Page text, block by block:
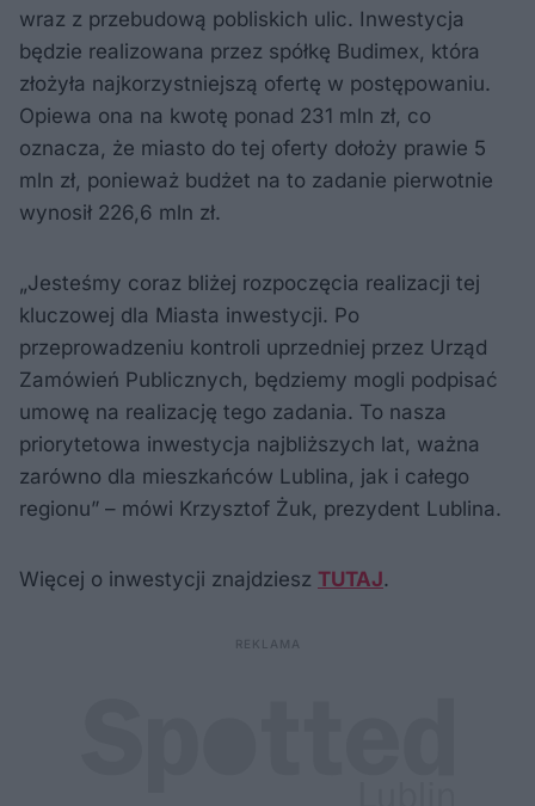
wraz z przebudową pobliskich ulic. Inwestycja
będzie realizowana przez spółkę Budimex, która
złożyła najkorzystniejszą ofertę w postępowaniu.
Opiewa ona na kwotę ponad 231 mln zł, co
oznacza, że miasto do tej oferty dołoży prawie 5
mln zł, ponieważ budżet na to zadanie pierwotnie
wynosił 226,6 mln zł.
„Jesteśmy coraz bliżej rozpoczęcia realizacji tej
kluczowej dla Miasta inwestycji. Po
przeprowadzeniu kontroli uprzedniej przez Urząd
Zamówień Publicznych, będziemy mogli podpisać
umowę na realizację tego zadania. To nasza
priorytetowa inwestycja najbliższych lat, ważna
zarówno dla mieszkańców Lublina, jak i całego
regionu” – mówi Krzysztof Żuk, prezydent Lublina.
Więcej o inwestycji znajdziesz TUTAJ.